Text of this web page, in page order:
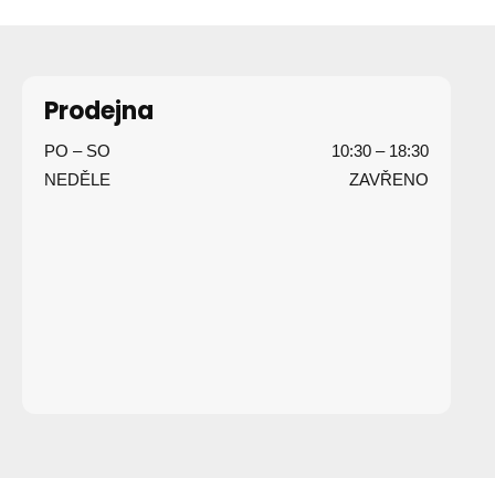
Prodejna
PO – SO
10:30 – 18:30
NEDĚLE
ZAVŘENO